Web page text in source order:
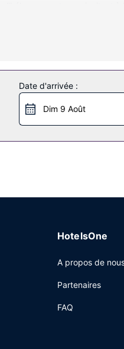
Wi-Fi à Internet gratuit
centre de fitness par
conciergerie. Cet hôtel de
salle de bal.
vos papilles ! Ne
Date d'arrivée :
Dim 9 Août
HotelsOne
A propos de
Partenaires
FAQ